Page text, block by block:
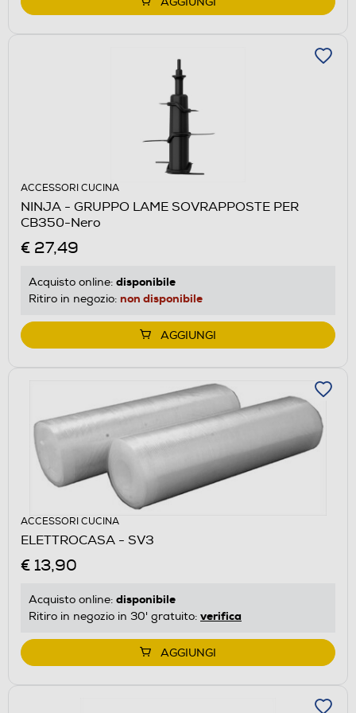
ACCESSORI CUCINA
NINJA - GRUPPO LAME SOVRAPPOSTE PER
CB350-Nero
€ 27,49
Acquisto online: disponibile
Ritiro in negozio: non disponibile
AGGIUNGI
ACCESSORI CUCINA
ELETTROCASA - SV3
€ 13,90
Acquisto online: disponibile
Ritiro in negozio in 30' gratuito: verifica
AGGIUNGI